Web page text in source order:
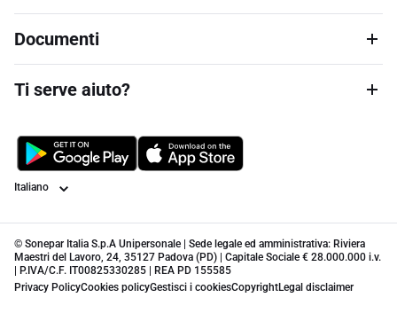
Documenti
Ti serve aiuto?
Lingua
© Sonepar Italia S.p.A Unipersonale | Sede legale ed amministrativa: Riviera
Maestri del Lavoro, 24, 35127 Padova (PD) | Capitale Sociale € 28.000.000 i.v.
| P.IVA/C.F. IT00825330285 | REA PD 155585
Privacy PolicyCookies policyGestisci i cookiesCopyrightLegal disclaimer